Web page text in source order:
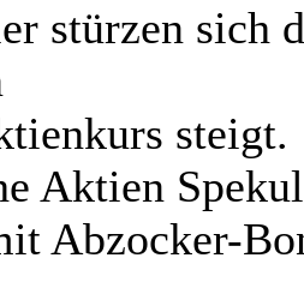
stürzen sich
steigt.
Aktien
Abzocker-